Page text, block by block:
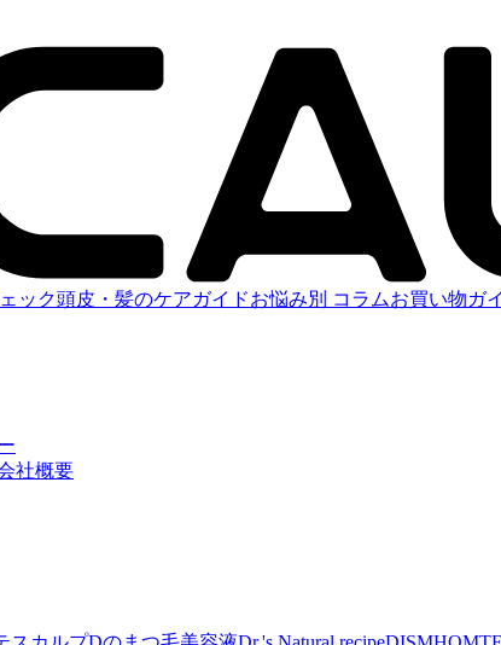
ック頭皮・髪のケアガイドお悩み別 コラムお買い物ガ
社概要